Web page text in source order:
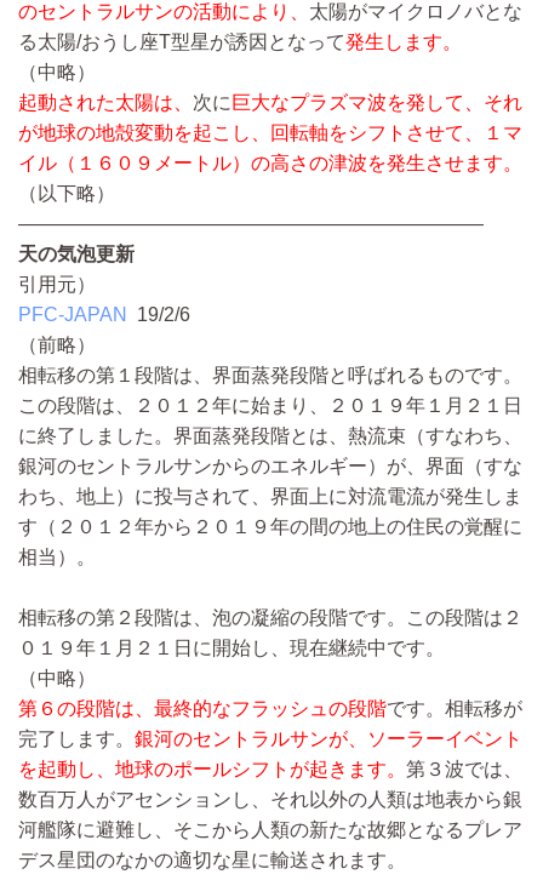
のセントラルサンの活動により、 太陽がマイクロノバとな
る太陽/おうし座T型星が誘因となって発生します。
（中略）
起動された太陽は、 次に 巨大なプラズマ波を発して、それ
が地球の地殻変動を起こし、回転軸をシフトさせて、１マ
イル（１６０９メートル）の高さの津波を発生させます。
（以下略）
————————————————————————
天の気泡更新
引用元）
PFC-JAPAN
19/2/6
（前略）
相転移の第１段階は、界面蒸発段階と呼ばれるものです。
この段階は、２０１２年に始まり、２０１９年１月２１日
に終了しました。界面蒸発段階とは、熱流束（すなわち、
銀河のセントラルサンからのエネルギー）が、界面（すな
わち、地上）に投与されて、界面上に対流電流が発生しま
す（２０１２年から２０１９年の間の地上の住民の覚醒に
相当）。
相転移の第２段階は、泡の凝縮の段階です。この段階は２
０１９年１月２１日に開始し、現在継続中です。
（中略）
第６の段階は、最終的なフラッシュの段階です。相転移が
完了します。 銀河のセントラルサンが、ソーラーイベント
を起動し、地球のポールシフトが起きます。 第３波では、
数百万人がアセンションし、それ以外の人類は地表から銀
河艦隊に避難し、そこから人類の新たな故郷となるプレア
デス星団のなかの適切な星に輸送されます。